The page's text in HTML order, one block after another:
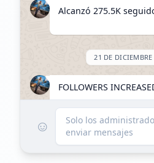
Alcanzó 275.5K
21 DE
FOLLOWERS
Alcanzó 287.3K
☺
Solo los
enviar mensajes